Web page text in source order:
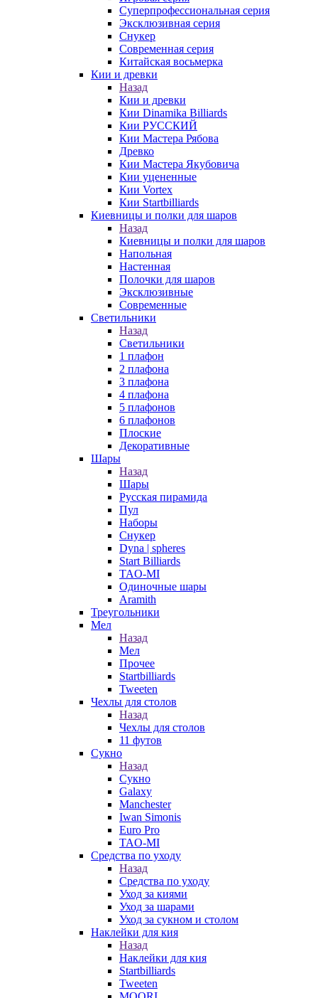
Суперпрофессиональная серия
Эксклюзивная серия
Снукер
Современная серия
Китайская восьмерка
Кии и древки
Назад
Кии и древки
Кии Dinamika Billiards
Кии РУССКИЙ
Кии Мастера Рябова
Древко
Кии Мастера Якубовича
Кии уцененные
Кии Vortex
Кии Startbilliards
Киевницы и полки для шаров
Назад
Киевницы и полки для шаров
Напольная
Настенная
Полочки для шаров
Эксклюзивные
Современные
Светильники
Назад
Светильники
1 плафон
2 плафона
3 плафона
4 плафона
5 плафонов
6 плафонов
Плоские
Декоративные
Шары
Назад
Шары
Русская пирамида
Пул
Наборы
Снукер
Dyna | spheres
Start Billiards
TAO-MI
Одиночные шары
Aramith
Треугольники
Мел
Назад
Мел
Прочее
Startbilliards
Tweeten
Чехлы для столов
Назад
Чехлы для столов
11 футов
Сукно
Назад
Сукно
Galaxy
Manchester
Iwan Simonis
Euro Pro
TAO-MI
Средства по уходу
Назад
Средства по уходу
Уход за киями
Уход за шарами
Уход за сукном и столом
Наклейки для кия
Назад
Наклейки для кия
Startbilliards
Tweeten